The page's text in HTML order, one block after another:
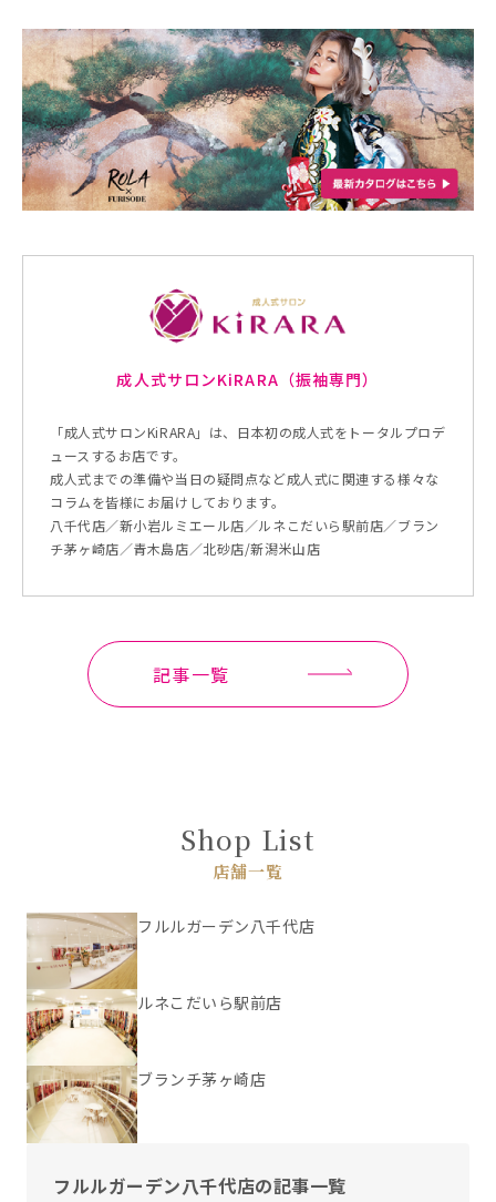
成人式サロンKiRARA（振袖専門）
「成人式サロンKiRARA」は、日本初の成人式をトータルプロデ
ュースするお店です。
成人式までの準備や当日の疑問点など成人式に関連する様々な
コラムを皆様にお届けしております。
八千代店／新小岩ルミエール店／ルネこだいら駅前店／ブラン
チ茅ヶ崎店／青木島店／北砂店/新潟米山店
記事一覧
Shop List
店舗一覧
フルルガーデン八千代店
ルネこだいら駅前店
ブランチ茅ヶ崎店
フルルガーデン八千代店の記事一覧